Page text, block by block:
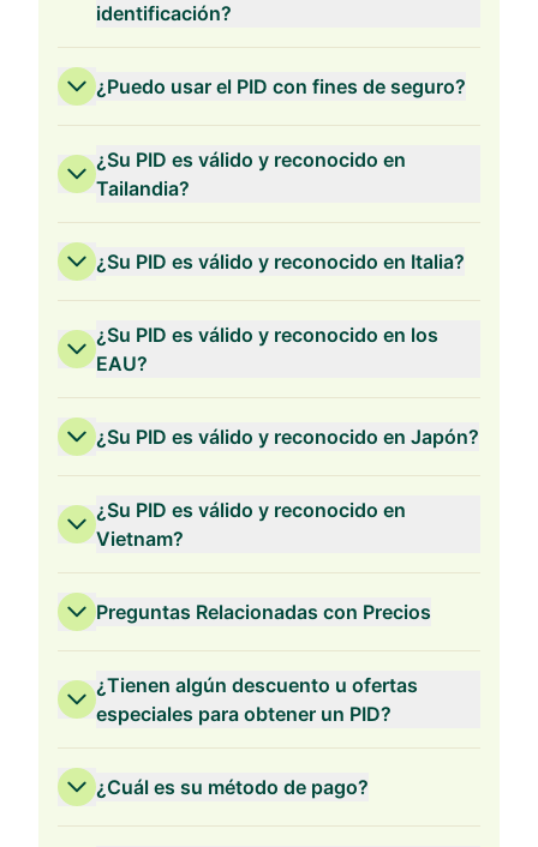
identificación?
¿Puedo usar el PID con fines de seguro?
¿Su PID es válido y reconocido en
Tailandia?
¿Su PID es válido y reconocido en Italia?
¿Su PID es válido y reconocido en los
EAU?
¿Su PID es válido y reconocido en Japón?
¿Su PID es válido y reconocido en
Vietnam?
Preguntas Relacionadas con Precios
Validez de 3 Años
¿Tienen algún descuento u ofertas
especiales para obtener un PID?
¿Cuál es su método de pago?